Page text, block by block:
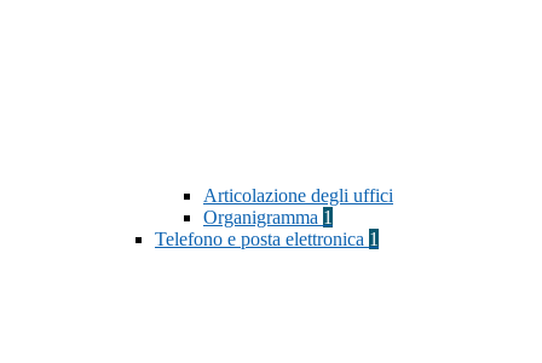
Articolazione degli uffici
Organigramma 1
Telefono e posta elettronica 1